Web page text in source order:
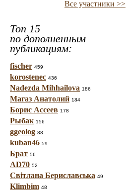
Все участники >>
Топ 15
по дополненным
публикациям:
fischer 459
korostenec 436
Nadezda Mihhailova 186
Магаз Анатолий 184
Борис Ассеев 178
Рыбак 156
ggeolog 88
kuban46 59
Брат 56
AD70 52
Світлана Бериславська 49
Klimbim 48